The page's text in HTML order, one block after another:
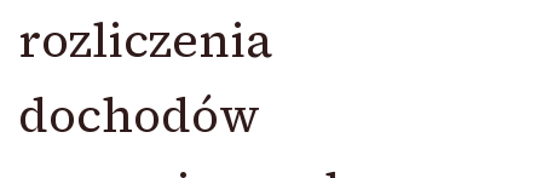
rozliczenia
dochodów